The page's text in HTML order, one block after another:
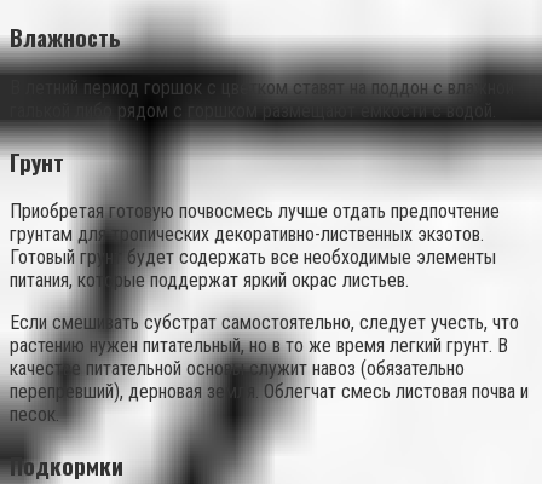
Влажность
В летний период горшок с цветком ставят на поддон с влажной
галькой либо рядом с горшком размещают емкости с водой.
Грунт
Приобретая готовую почвосмесь лучше отдать предпочтение
грунтам для тропических декоративно-лиственных экзотов.
Готовый грунт будет содержать все необходимые элементы
питания, которые поддержат яркий окрас листьев.
Если смешивать субстрат самостоятельно, следует учесть, что
растению нужен питательный, но в то же время легкий грунт. В
качестве питательной основы служит навоз (обязательно
перепревший), дерновая земля. Облегчат смесь листовая почва и
песок.
Подкормки